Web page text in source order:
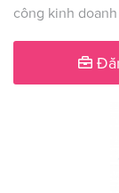
Dịch vụ cưới tại
Dịch vụ cưới tại
Dịch vụ cưới tại Hà
Dịch vụ cưới tại
Dịch vụ cưới tại
công kinh